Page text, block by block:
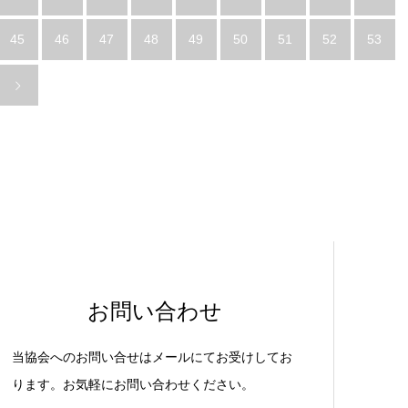
45 46 47 48 49 50 51 52 53
お問い合わせ
当協会へのお問い合せはメールにてお受けしてお
ります。お気軽にお問い合わせください。